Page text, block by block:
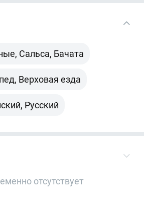
Сальса, Бачата
Верховая езда
Русский
отсутствует